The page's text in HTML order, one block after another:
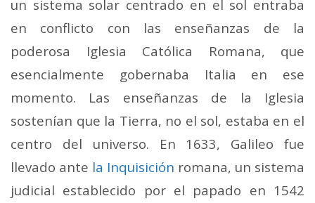
un sistema solar centrado en el sol entraba
en conflicto con las enseñanzas de la
poderosa Iglesia Católica Romana, que
esencialmente gobernaba Italia en ese
momento. Las enseñanzas de la Iglesia
sostenían que la Tierra, no el sol, estaba en el
centro del universo. En 1633, Galileo fue
llevado ante la Inquisición romana, un sistema
judicial establecido por el papado en 1542